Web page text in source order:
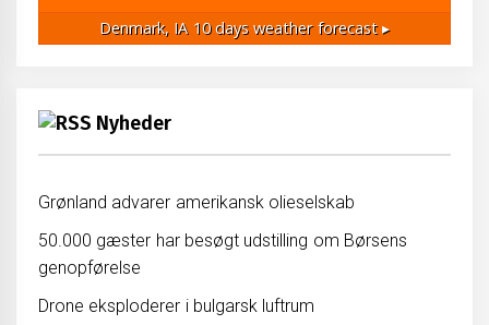
Denmark, IA10 days weather forecast ▸
Nyheder
Grønland advarer amerikansk olieselskab
50.000 gæster har besøgt udstilling om Børsens
genopførelse
Drone eksploderer i bulgarsk luftrum